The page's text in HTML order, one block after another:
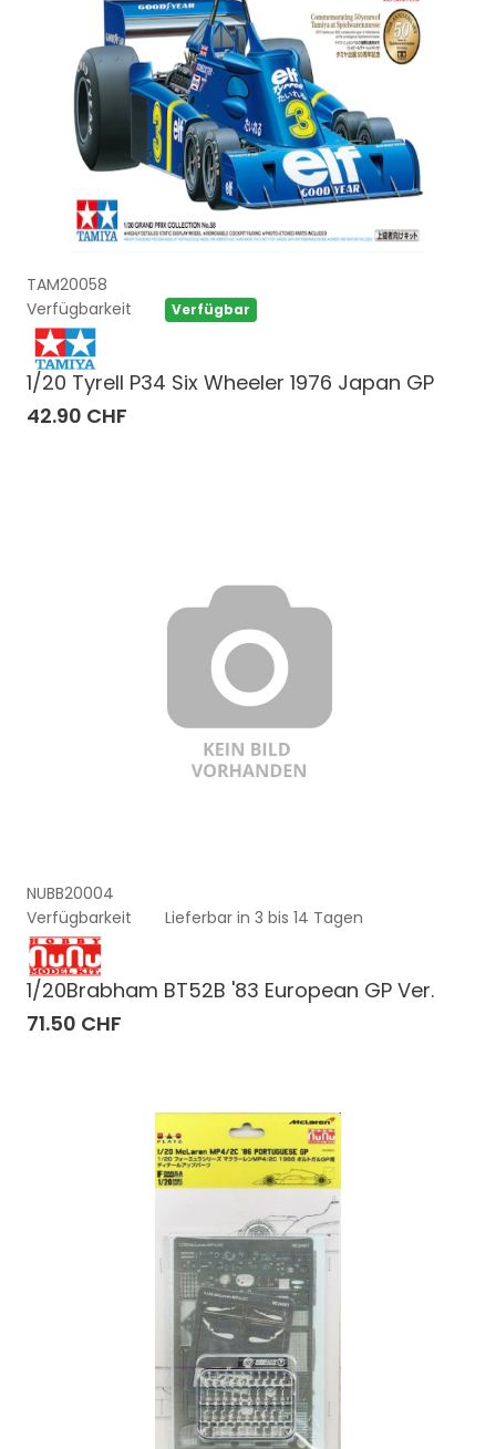
TAM20058
Verfügbarkeit
Verfügbar
1/20 Tyrell P34 Six Wheeler 1976 Japan GP
42.90 CHF
NUBB20004
Verfügbarkeit
Lieferbar in 3 bis 14 Tagen
1/20Brabham BT52B '83 European GP Ver.
71.50 CHF